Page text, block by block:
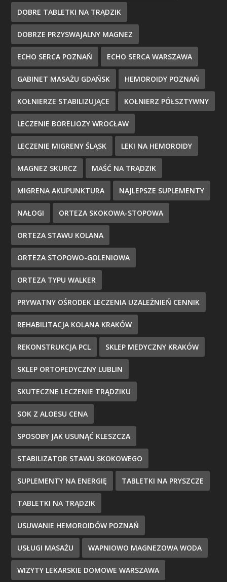
DOBRE TABLETKI NA TRĄDZIK
DOBRZE PRZYSWAJALNY MAGNEZ
ECHO SERCA POZNAŃ ECHO SERCA WARSZAWA
GABINET MASAŻU GDAŃSK HEMOROIDY POZNAŃ
KOŁNIERZE STABILIZUJĄCE KOŁNIERZ PÓŁSZTYWNY
LECZENIE BORELIOZY WROCŁAW
LECZENIE MIGRENY ŚLĄSK LEKI NA HEMOROIDY
MAGNEZ SKURCZ MAŚĆ NA TRĄDZIK
MIGRENA AKUPUNKTURA NAJLEPSZE SUPLEMENTY
NAŁOGI ORTEZA SKOKOWA-STOPOWA
ORTEZA STAWU KOLANA
ORTEZA STOPOWO-GOLENIOWA
ORTEZA TYPU WALKER
PRYWATNY OŚRODEK LECZENIA UZALEŻNIEŃ CENNIK
REHABILITACJA KOLANA KRAKÓW
REKONSTRUKCJA PCL SKLEP MEDYCZNY KRAKÓW
SKLEP ORTOPEDYCZNY LUBLIN
SKUTECZNE LECZENIE TRĄDZIKU
SOK Z ALOESU CENA
SPOSOBY JAK USUNĄĆ KLESZCZA
STABILIZATOR STAWU SKOKOWEGO
SUPLEMENTY NA ENERGIĘ TABLETKI NA PRYSZCZE
TABLETKI NA TRĄDZIK
USUWANIE HEMOROIDÓW POZNAŃ
USŁUGI MASAŻU WAPNIOWO MAGNEZOWA WODA
WIZYTY LEKARSKIE DOMOWE WARSZAWA